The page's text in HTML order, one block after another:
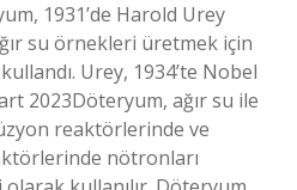
1931’de Harold Urey
su örnekleri üretmek için
Urey, 1934’te Nobel
2023Döteryum, ağır su ile
reaktörlerinde ve
nötronları